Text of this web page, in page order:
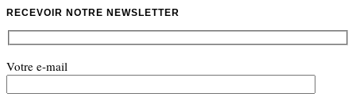
RECEVOIR NOTRE NEWSLETTER
Votre e-mail